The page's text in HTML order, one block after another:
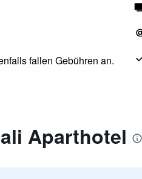
fallen Gebühren an.
Aparthotel